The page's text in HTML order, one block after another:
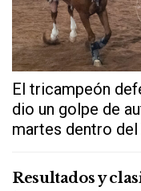
El tricampeón
dio un golpe de
martes dentro del
Resultados y